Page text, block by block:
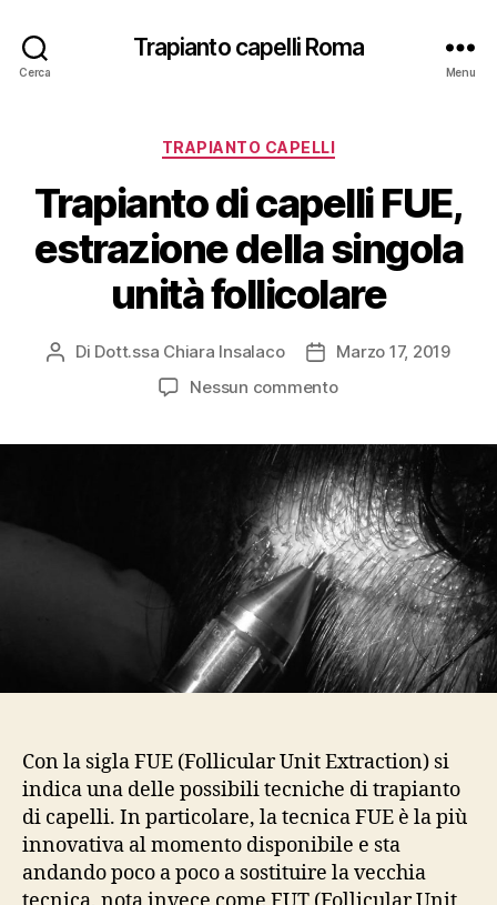
Cerca
Trapianto capelli Roma
Menu
Categorie
TRAPIANTO CAPELLI
Trapianto di capelli FUE,
estrazione della singola
unità follicolare
Autore
Di Dott.ssa Chiara Insalaco
DataMarzo 17, 2019
Nessun commentosu
capelli
FUE,
estrazione
della
singola
unità
follicolare
Con la sigla FUE (Follicular Unit Extraction) si
indica una delle possibili tecniche di trapianto
di capelli. In particolare, la tecnica FUE è la più
innovativa al momento disponibile e sta
andando poco a poco a sostituire la vecchia